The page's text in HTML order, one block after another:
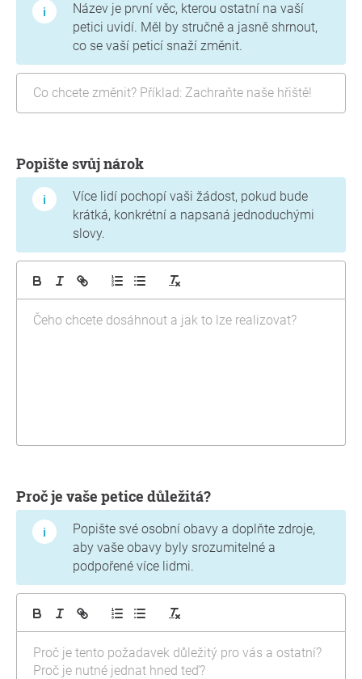
Název je první věc, kterou ostatní na vaší
petici uvidí. Měl by stručně a jasně shrnout,
co se vaší peticí snaží změnit.
Popište svůj nárok
Více lidí pochopí vaši žádost, pokud bude
krátká, konkrétní a napsaná jednoduchými
slovy.
Proč je vaše petice důležitá?
Popište své osobní obavy a doplňte zdroje,
aby vaše obavy byly srozumitelné a
podpořené více lidmi.